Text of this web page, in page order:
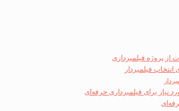
از پروژه فیلمبرداری
فیلمبردار
نیاز برای فیلمبرداری حرفه‌ای